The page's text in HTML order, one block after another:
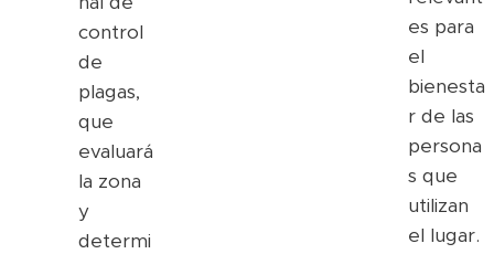
control
de
plagas,
que
evaluará
la zona
y
determi
es para
el
bienesta
r de las
persona
s que
utilizan
el lugar.